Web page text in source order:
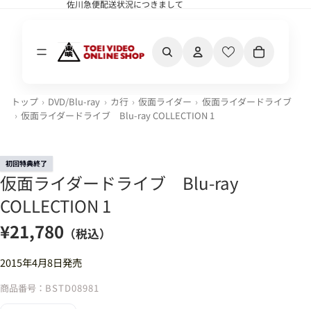
佐川急便配送状況につきまして
佐川急便配送状況につきまして
トップ DVD/Blu-ray カ行 仮面ライダー
仮面ライダードライブ
仮面ライダードライブ Blu-ray COLLECTION 1
初回特典終了
仮面ライダードライブ Blu-ray
COLLECTION 1
¥21,780 （税込）
2015年4月8日発売
商品番号： BSTD08981